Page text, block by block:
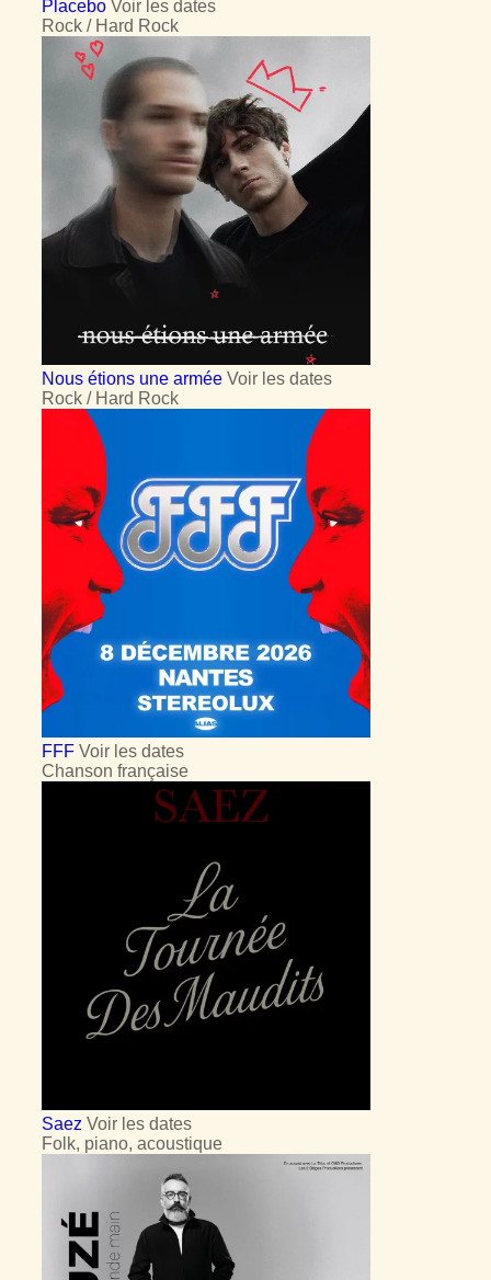
Placebo Voir les dates
Rock / Hard Rock
Nous étions une armée Voir les dates
Rock / Hard Rock
FFF Voir les dates
Chanson française
Saez Voir les dates
Folk, piano, acoustique